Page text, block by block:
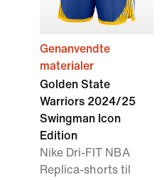
Genanvendte
materialer
Golden State
Warriors 2024/25
Swingman Icon
Edition
Nike Dri-FIT NBA
Replica-shorts til